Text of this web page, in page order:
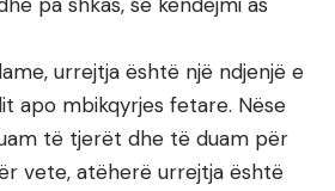
urrejtja është një ndjenjë e
apo mbikqyrjes fetare. Nëse
të tjerët dhe të duam për
vete, atëherë urrejtja është